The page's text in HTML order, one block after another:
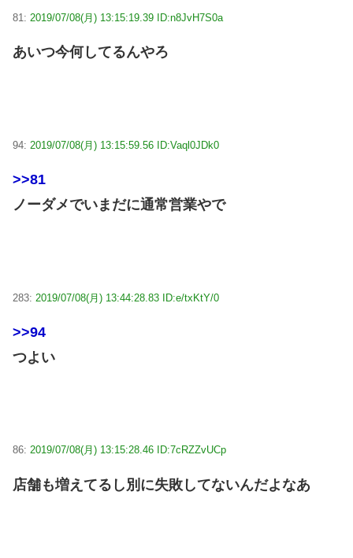
81: 2019/07/08(月) 13:15:19.39 ID:n8JvH7S0a
あいつ今何してるんやろ
94: 2019/07/08(月) 13:15:59.56 ID:Vaql0JDk0
>>81
ノーダメでいまだに通常営業やで
283: 2019/07/08(月) 13:44:28.83 ID:e/txKtY/0
>>94
つよい
86: 2019/07/08(月) 13:15:28.46 ID:7cRZZvUCp
店舗も増えてるし別に失敗してないんだよなあ